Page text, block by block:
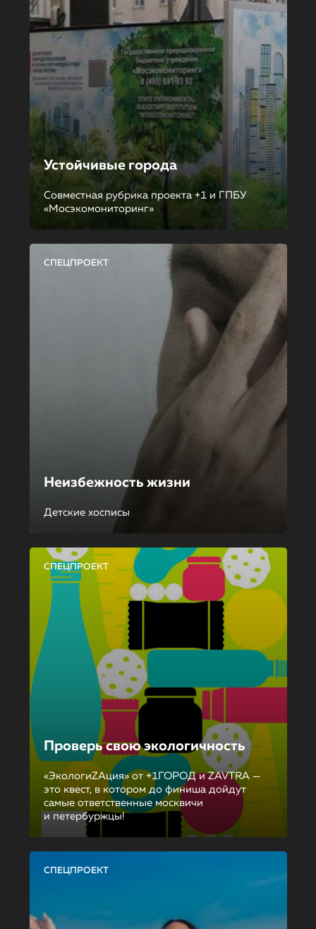
Устойчивые города
Совместная рубрика проекта +1 и ГПБУ
«Мосэкомониторинг»
СПЕЦПРОЕКТ
Неизбежность жизни
Детские хосписы
СПЕЦПРОЕКТ
Проверь свою экологичность
«ЭкологиZAция» от +1ГОРОД и ZAVTRA —
это квест, в котором до финиша дойдут
самые ответственные москвичи
и петербуржцы!
СПЕЦПРОЕКТ